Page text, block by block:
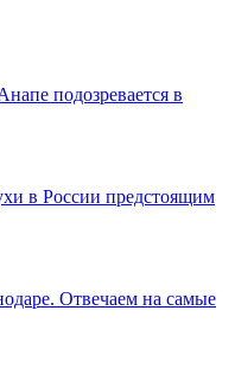
подозревается в
в России предстоящим
Отвечаем на самые